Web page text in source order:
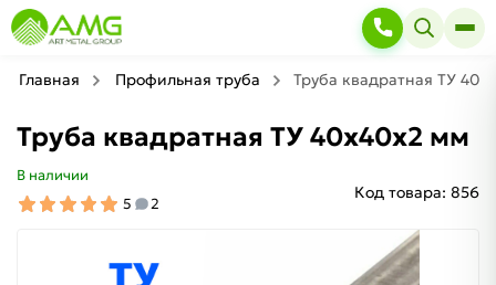
Главная Профильная труба Труба квадратная ТУ
Труба квадратная ТУ 40х40х2 мм
В наличии
5
2
Код товара: 856